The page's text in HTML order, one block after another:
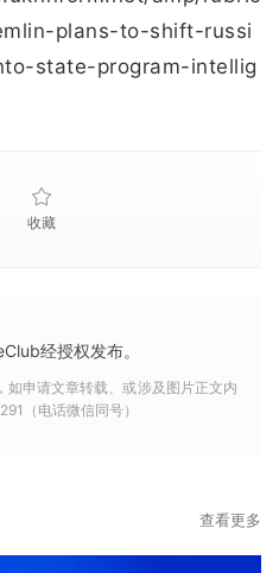
plans-to-shift-russi
state-program-intellig
收藏
经授权发布。
申请文章转载、或涉及图片正文内
（电话微信同号）
查看更多